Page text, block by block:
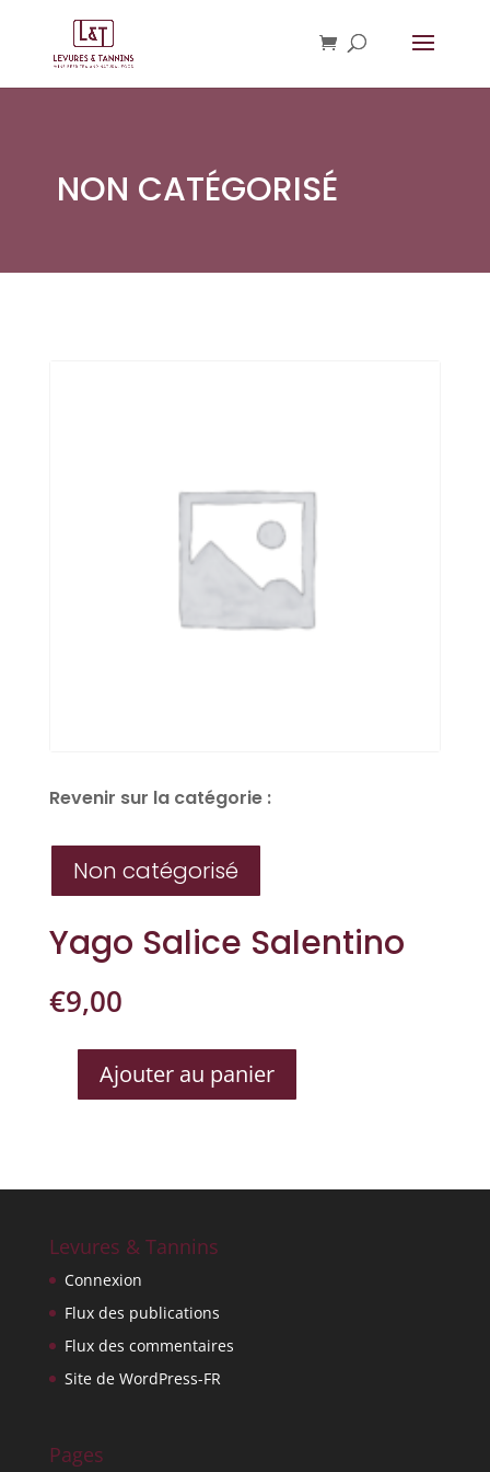
NON CATÉGORISÉ
Revenir sur la catégorie :
Non catégorisé
Yago Salice Salentino
€9,00
QUANTITÉ
SALENTINO
Ajouter au panier
Levures & Tannins
Connexion
Flux des publications
Flux des commentaires
Site de WordPress-FR
Pages